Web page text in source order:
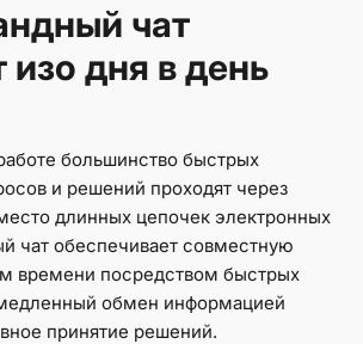
чат
изо дня в день
большинство быстрых
и решений проходят через
длинных цепочек электронных
чат обеспечивает совместную
времени посредством быстрых
обмен информацией
принятие решений.